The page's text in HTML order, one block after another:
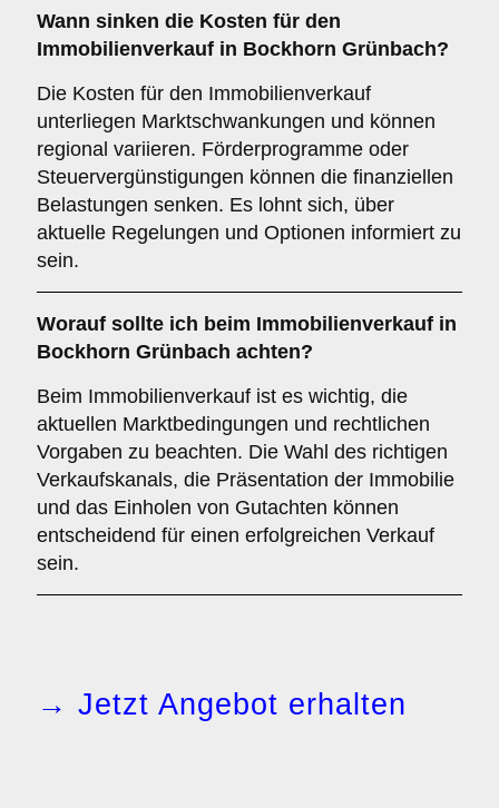
Wann sinken die Kosten für den
Immobilienverkauf in Bockhorn Grünbach?
Die Kosten für den Immobilienverkauf
unterliegen Marktschwankungen und können
regional variieren. Förderprogramme oder
Steuervergünstigungen können die finanziellen
Belastungen senken. Es lohnt sich, über
aktuelle Regelungen und Optionen informiert zu
sein.
Worauf sollte ich beim Immobilienverkauf in
Bockhorn Grünbach achten?
Beim Immobilienverkauf ist es wichtig, die
aktuellen Marktbedingungen und rechtlichen
Vorgaben zu beachten. Die Wahl des richtigen
Verkaufskanals, die Präsentation der Immobilie
und das Einholen von Gutachten können
entscheidend für einen erfolgreichen Verkauf
sein.
→ Jetzt Angebot erhalten